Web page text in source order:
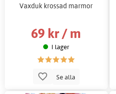
Vaxduk krossad marmor
69 kr / m
I lager
Se alla